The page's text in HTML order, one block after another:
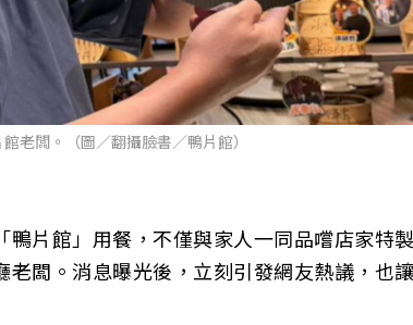
老闆。（圖／翻攝臉書／鴨片館）
片館」用餐，不僅與家人一同品嚐店家特
闆。消息曝光後，立刻引發網友熱議，也